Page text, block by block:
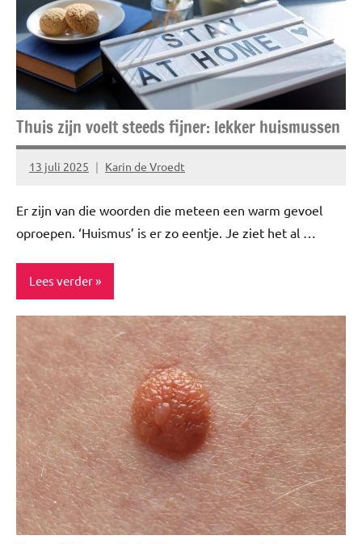
Thuis zijn voelt steeds fijner: lekker huismussen
13 juli 2025 Karin de Vroedt
Geen
Er zijn van die woorden die meteen een warm gevoel
oproepen. ‘Huismus’ is er zo eentje. Je ziet het al …
Lees verder
Blog
Food
&
drinks
Huis &
interieur
Huisdieren
Niet
gecategoriseerd